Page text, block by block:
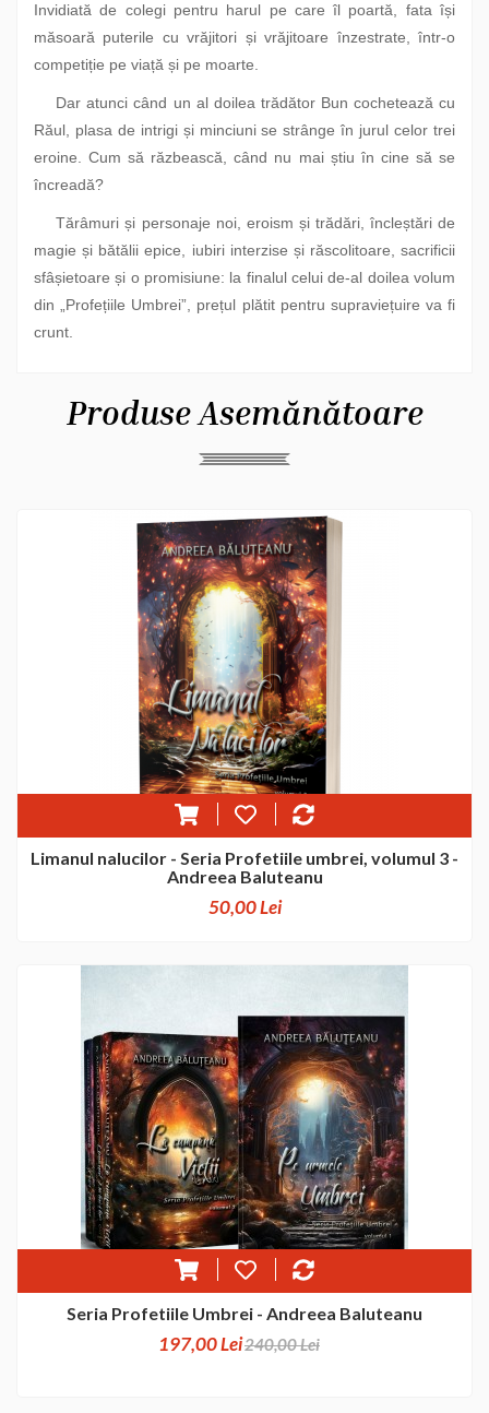
Invidiată de colegi pentru harul pe care îl poartă, fata își
măsoară puterile cu vrăjitori și vrăjitoare înzestrate, într-o
competiție pe viață și pe moarte.
Dar atunci când un al doilea trădător Bun cochetează cu
Răul, plasa de intrigi și minciuni se strânge în jurul celor trei
eroine. Cum să răzbească, când nu mai știu în cine să se
încreadă?
Tărâmuri și personaje noi, eroism și trădări, încleștări de
magie și bătălii epice, iubiri interzise și răscolitoare, sacrificii
sfâșietoare și o promisiune: la finalul celui de-al doilea volum
din „Profețiile Umbrei”, prețul plătit pentru supraviețuire va fi
crunt.
Produse Asemănătoare
Limanul nalucilor - Seria Profetiile umbrei, volumul 3 -
Andreea Baluteanu
50,00 Lei
Seria Profetiile Umbrei - Andreea Baluteanu
197,00 Lei240,00 Lei